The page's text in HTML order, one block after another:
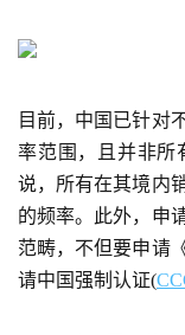
目前，中国已针对
率范围，且并非所
说，所有在其境内
的频率。此外，申
范畴，不但要申请
请中国强制认证(